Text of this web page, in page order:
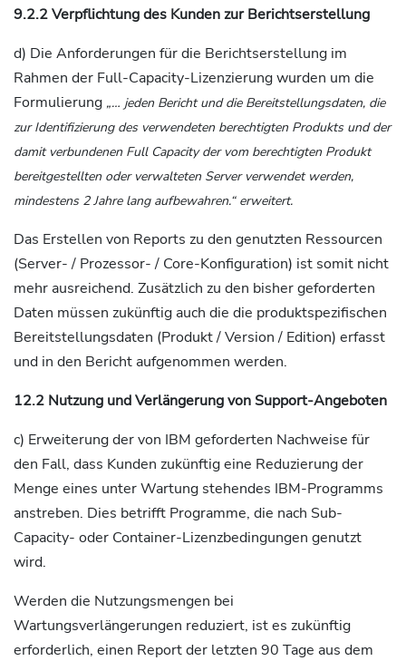
9.2.2 Verpflichtung des Kunden zur Berichtserstellung
d) Die Anforderungen für die Berichtserstellung im
Rahmen der Full-Capacity-Lizenzierung wurden um die
Formulierung „… jeden Bericht und die Bereitstellungsdaten, die
zur Identifizierung des verwendeten berechtigten Produkts und der
damit verbundenen Full Capacity der vom berechtigten Produkt
bereitgestellten oder verwalteten Server verwendet werden,
mindestens 2 Jahre lang aufbewahren.“ erweitert.
Das Erstellen von Reports zu den genutzten Ressourcen
(Server- / Prozessor- / Core-Konfiguration) ist somit nicht
mehr ausreichend. Zusätzlich zu den bisher geforderten
Daten müssen zukünftig auch die die produktspezifischen
Bereitstellungsdaten (Produkt / Version / Edition) erfasst
und in den Bericht aufgenommen werden.
12.2 Nutzung und Verlängerung von Support-Angeboten
c) Erweiterung der von IBM geforderten Nachweise für
den Fall, dass Kunden zukünftig eine Reduzierung der
Menge eines unter Wartung stehendes IBM-Programms
anstreben. Dies betrifft Programme, die nach Sub-
Capacity- oder Container-Lizenzbedingungen genutzt
wird.
Werden die Nutzungsmengen bei
Wartungsverlängerungen reduziert, ist es zukünftig
erforderlich, einen Report der letzten 90 Tage aus dem